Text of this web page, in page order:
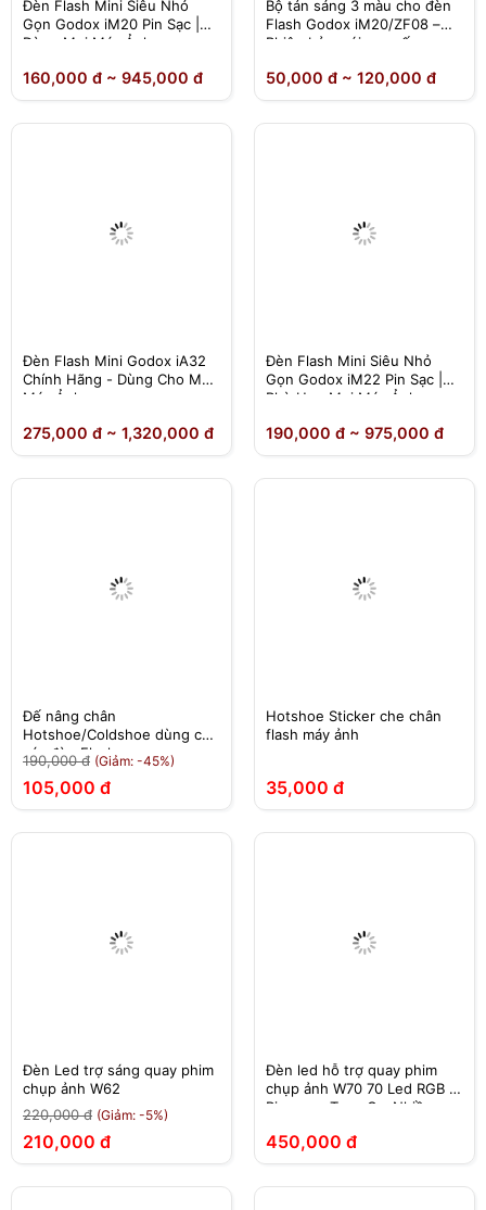
Đèn Flash Mini Siêu Nhỏ
Gọn Godox iM20 Pin Sạc |
Dùng Mọi Máy Ảnh
160,000 đ ~ 945,000 đ
Bộ tản sáng 3 màu cho đèn
Flash Godox iM20/ZF08 –
Phiên bản mới cao cấp
50,000 đ ~ 120,000 đ
Đèn Flash Mini Godox iA32
Chính Hãng - Dùng Cho Mọi
Máy Ảnh
275,000 đ ~ 1,320,000 đ
Đèn Flash Mini Siêu Nhỏ
Gọn Godox iM22 Pin Sạc |
Phù Hợp Mọi Máy Ảnh
190,000 đ ~ 975,000 đ
Đế nâng chân
Hotshoe/Coldshoe dùng cho
các đèn Flash
190,000 đ (Giảm: -45%)
105,000 đ
Hotshoe Sticker che chân
flash máy ảnh
35,000 đ
Đèn Led trợ sáng quay phim
chụp ảnh W62
220,000 đ (Giảm: -5%)
210,000 đ
Đèn led hỗ trợ quay phim
chụp ảnh W70 70 Led RGB –
Pin sạc – Type C – Nhiều
ảnh, điện thoại….
450,000 đ